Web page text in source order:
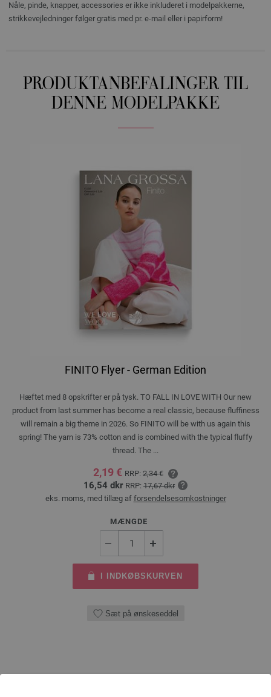
Nåle, pinde, knapper, accessories er ikke inkluderet i modelpakkerne,
strikkevejledninger følger gratis med pr. e-mail eller i papirform!
PRODUKTANBEFALINGER TIL
DENNE MODELPAKKE
FINITO Flyer - German Edition
Hæftet med 8 opskrifter er på tysk. TO FALL IN LOVE WITH Our new
product from last summer has become a real classic, because fluffiness
will remain a big theme in 2026. So FINITO will be with us again this
spring! The yarn is 73% cotton and is combined with the typical fluffy
thread. The ...
2,19 € RRP: 2,34 €
16,54 dkr RRP: 17,67 dkr
eks. moms, med tillæg af forsendelsesomkostninger
MÆNGDE
I INDKØBSKURVEN
Sæt på ønskeseddel